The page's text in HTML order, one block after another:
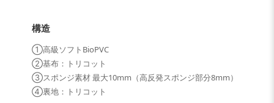
構造
①高級ソフトBioPVC
②基布：トリコット
③スポンジ素材 最大10mm（高反発スポンジ部分8mm）
④裏地：トリコット